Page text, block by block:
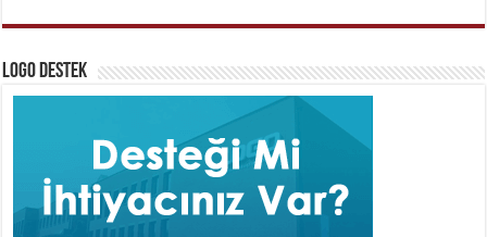
Logo Destek